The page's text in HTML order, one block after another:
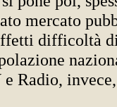
mercato
difficoltà
Radio,